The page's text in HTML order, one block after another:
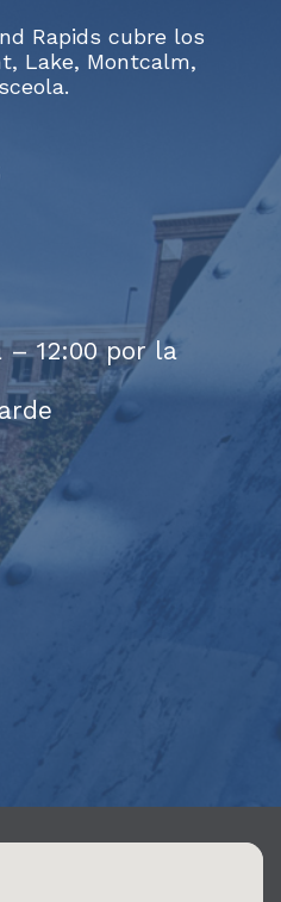
Rapids cubre los
Lake, Montcalm,
– 12:00 por la